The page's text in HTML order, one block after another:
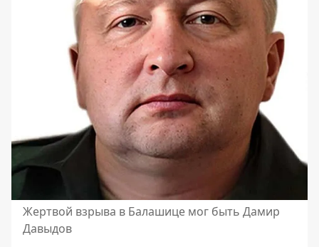
Жертвой взрыва в Балашице мог быть Дамир
Давыдов